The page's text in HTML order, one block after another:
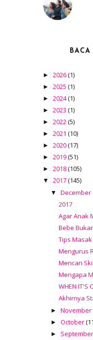
►2026(1)
►2025(1)
►2024(1)
►2023(1)
►2022(5)
►2021(10)
►2020(17)
►2019(51)
►2018(105)
▼2017(145)
▼ December
2017
Agar Anak
Bebe
Tips
Mengurus
Mencari
Mengapa
WHEN IT'S
Akhirnya
► November
► October
► September